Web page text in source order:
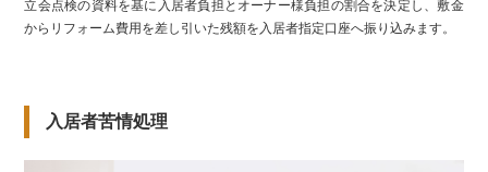
立会点検の資料を基に入居者負担とオーナー様負担の割合を決定し、敷金
からリフォーム費用を差し引いた残額を入居者指定口座へ振り込みます。
入居者苦情処理